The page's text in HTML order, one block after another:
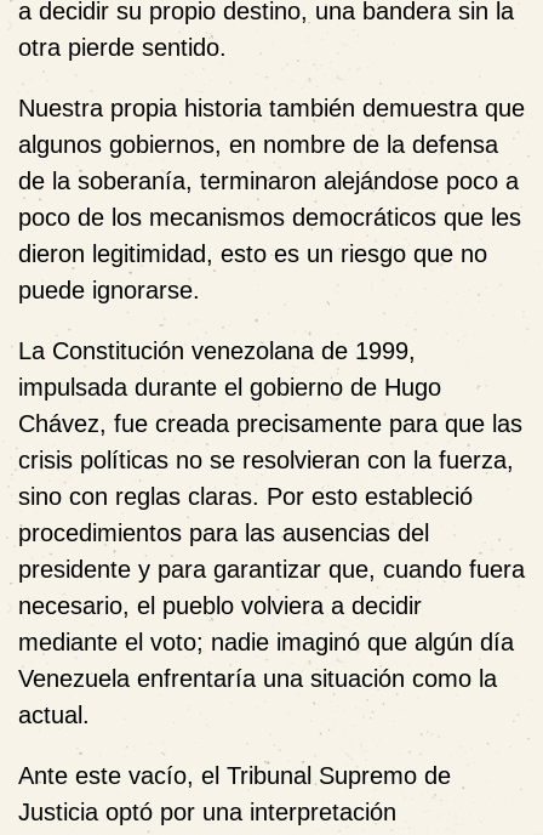
a decidir su propio destino, una bandera sin la
otra pierde sentido.
Nuestra propia historia también demuestra que
algunos gobiernos, en nombre de la defensa
de la soberanía, terminaron alejándose poco a
poco de los mecanismos democráticos que les
dieron legitimidad, esto es un riesgo que no
puede ignorarse.
La Constitución venezolana de 1999,
impulsada durante el gobierno de Hugo
Chávez, fue creada precisamente para que las
crisis políticas no se resolvieran con la fuerza,
sino con reglas claras. Por esto estableció
procedimientos para las ausencias del
presidente y para garantizar que, cuando fuera
necesario, el pueblo volviera a decidir
mediante el voto; nadie imaginó que algún día
Venezuela enfrentaría una situación como la
actual.
Ante este vacío, el Tribunal Supremo de
Justicia optó por una interpretación